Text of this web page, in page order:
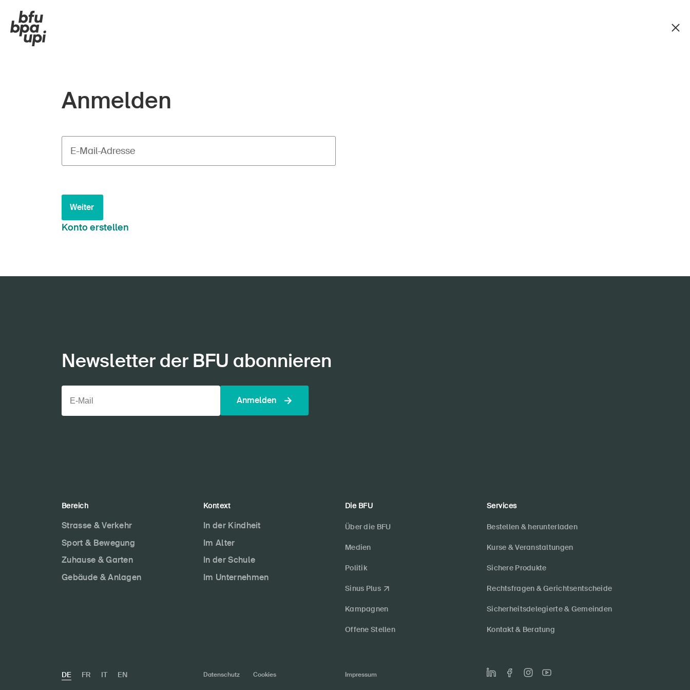
Anmelden
E-Mail-Adresse
Weiter
Konto erstellen
Newsletter der BFU abonnieren
Anmelden
Bereich
Strasse & Verkehr
Sport & Bewegung
Zuhause & Garten
Gebäude & Anlagen
Kontext
In der Kindheit
Im Alter
In der Schule
Im Unternehmen
Die BFU
Über die BFU
Medien
Politik
Sinus Plus
Kampagnen
Offene Stellen
Services
Bestellen & herunterladen
Kurse & Veranstaltungen
Sichere Produkte
Rechtsfragen & Gerichtsentscheide
Sicherheitsdelegierte & Gemeinden
Kontakt & Beratung
DE FR IT EN Datenschutz Cookies Impressum